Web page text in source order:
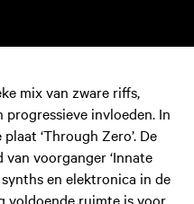
mix van zware riffs,
progressieve invloeden. In
‘Through Zero’. De
voorganger ‘Innate
en elektronica in de
voldoende ruimte is voor